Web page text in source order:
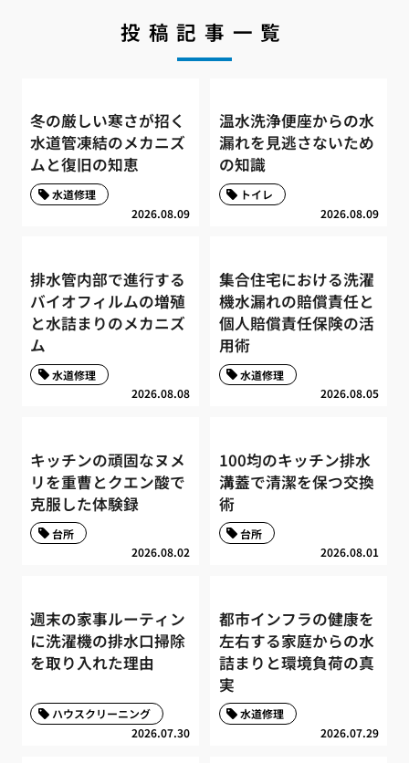
投稿記事一覧
冬の厳しい寒さが招く
水道管凍結のメカニズ
ムと復旧の知恵
2026.08.09
水道修理
温水洗浄便座からの水
漏れを見逃さないため
の知識
2026.08.09
トイレ
排水管内部で進行する
バイオフィルムの増殖
と水詰まりのメカニズ
ム
2026.08.08
水道修理
集合住宅における洗濯
機水漏れの賠償責任と
個人賠償責任保険の活
用術
2026.08.05
水道修理
キッチンの頑固なヌメ
リを重曹とクエン酸で
克服した体験録
2026.08.02
台所
100均のキッチン排水
溝蓋で清潔を保つ交換
術
2026.08.01
台所
週末の家事ルーティン
に洗濯機の排水口掃除
を取り入れた理由
2026.07.30
ハウスクリーニング
都市インフラの健康を
左右する家庭からの水
詰まりと環境負荷の真
実
2026.07.29
水道修理